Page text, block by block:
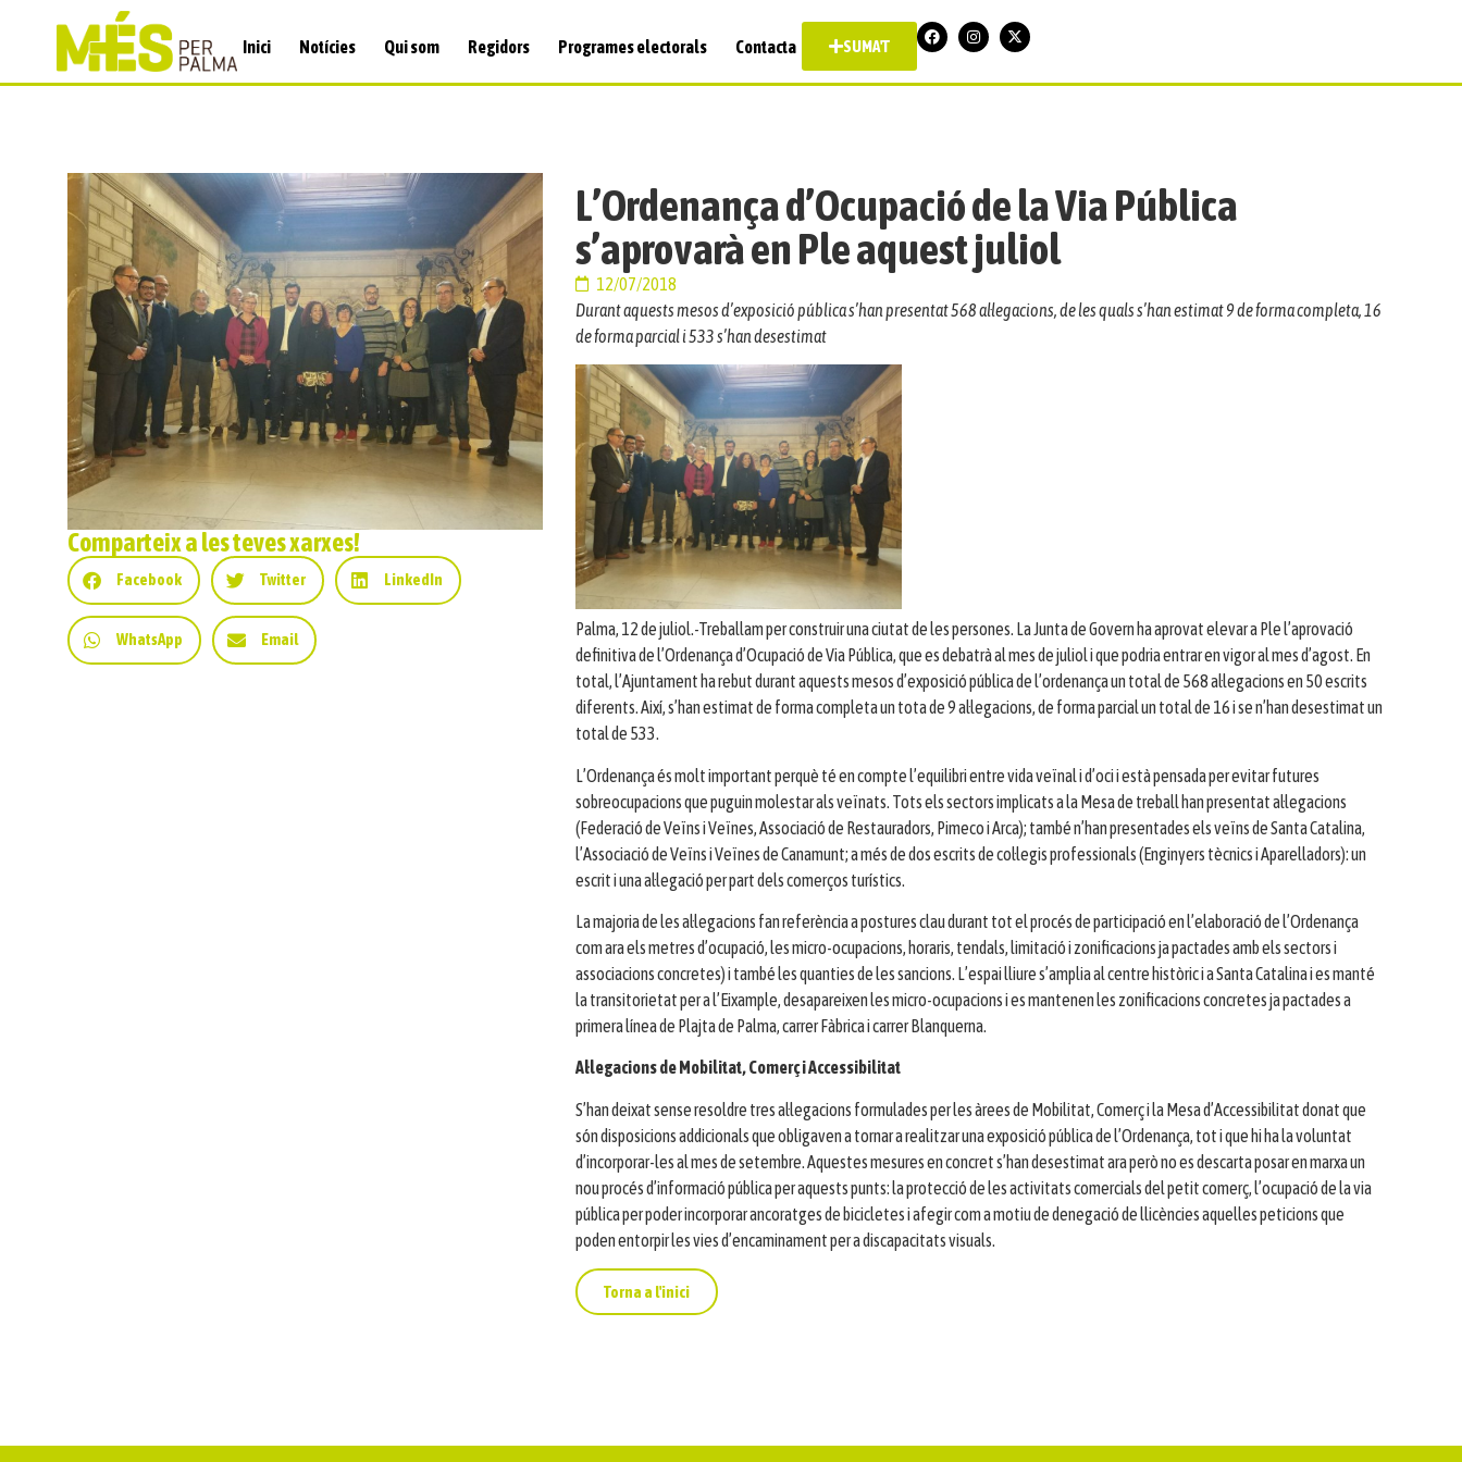
Inici Notícies Qui som Regidors Programes electorals Contacta SUMA'T
Comparteix a les teves xarxes!
Facebook Twitter LinkedIn
WhatsApp Email
L’Ordenança d’Ocupació de la Via Pública
s’aprovarà en Ple aquest juliol
12/07/2018
Durant aquests mesos d’exposició pública s’han presentat 568 al·legacions, de les quals s’han estimat 9 de forma completa, 16
de forma parcial i 533 s’han desestimat
Palma, 12 de juliol.-Treballam per construir una ciutat de les persones. La Junta de Govern ha aprovat elevar a Ple l’aprovació
definitiva de l’Ordenança d’Ocupació de Via Pública, que es debatrà al mes de juliol i que podria entrar en vigor al mes d’agost. En
total, l’Ajuntament ha rebut durant aquests mesos d’exposició pública de l’ordenança un total de 568 al·legacions en 50 escrits
diferents. Així, s’han estimat de forma completa un tota de 9 al·legacions, de forma parcial un total de 16 i se n’han desestimat un
total de 533.
L’Ordenança és molt important perquè té en compte l’equilibri entre vida veïnal i d’oci i està pensada per evitar futures
sobreocupacions que puguin molestar als veïnats. Tots els sectors implicats a la Mesa de treball han presentat al·legacions
(Federació de Veïns i Veïnes, Associació de Restauradors, Pimeco i Arca); també n’han presentades els veïns de Santa Catalina,
l’Associació de Veïns i Veïnes de Canamunt; a més de dos escrits de col·legis professionals (Enginyers tècnics i Aparelladors): un
escrit i una al·legació per part dels comerços turístics.
La majoria de les al·legacions fan referència a postures clau durant tot el procés de participació en l’elaboració de l’Ordenança
com ara els metres d’ocupació, les micro-ocupacions, horaris, tendals, limitació i zonificacions ja pactades amb els sectors i
associacions concretes) i també les quanties de les sancions. L’espai lliure s’amplia al centre històric i a Santa Catalina i es manté
la transitorietat per a l’Eixample, desapareixen les micro-ocupacions i es mantenen les zonificacions concretes ja pactades a
primera línea de Plajta de Palma, carrer Fàbrica i carrer Blanquerna.
Al·legacions de Mobilitat, Comerç i Accessibilitat
S’han deixat sense resoldre tres al·legacions formulades per les àrees de Mobilitat, Comerç i la Mesa d’Accessibilitat donat que
són disposicions addicionals que obligaven a tornar a realitzar una exposició pública de l’Ordenança, tot i que hi ha la voluntat
d’incorporar-les al mes de setembre. Aquestes mesures en concret s’han desestimat ara però no es descarta posar en marxa un
nou procés d’informació pública per aquests punts: la protecció de les activitats comercials del petit comerç, l’ocupació de la via
pública per poder incorporar ancoratges de bicicletes i afegir com a motiu de denegació de llicències aquelles peticions que
poden entorpir les vies d’encaminament per a discapacitats visuals.
Torna a l'inici